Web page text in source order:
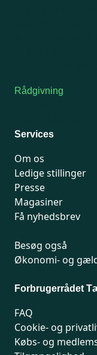
Rådgivning
Services
Om os
Ledige stillinger
Presse
Magasiner
Få nyhedsbrev
Besøg også
Økonomi- og
Forbrugerrådet
FAQ
Cookie- og
Købs- og